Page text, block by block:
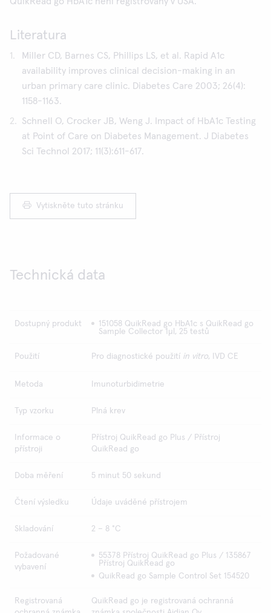
Literatura
Miller CD, Barnes CS, Phillips LS, et al. Rapid A1c
availability improves clinical decision-making in an
urban primary care clinic. Diabetes Care 2003; 26(4):
1158-1163.
Schnell O, Crocker JB, Weng J. Impact of HbA1c Testing
at Point of Care on Diabetes Management. J Diabetes
Sci Technol 2017; 11(3):611-617.
Vytiskněte tuto stránku
Technická data
Dostupný produkt
151058 QuikRead go HbA1c s QuikRead go
Sample Collector 1μl, 25 testů
Použití Pro diagnostické použití in vitro, IVD CE
Metoda Imunoturbidimetrie
Typ vzorku Plná krev
Informace o
přístroji
Přístroj QuikRead go Plus / Přístroj
QuikRead go
Doba měření 5 minut 50 sekund
Čtení výsledku Údaje uváděné přístrojem
Skladování 2 – 8 °C
Požadované
vybavení
55378 Přístroj QuikRead go Plus / 135867
Přístroj QuikRead go
QuikRead go Sample Control Set 154520
Registrovaná
QuikRead go je registrovaná ochranná